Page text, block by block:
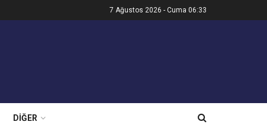
7 Ağustos 2026 - Cuma 06:33
DIĞER